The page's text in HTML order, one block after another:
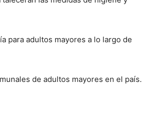
para adultos mayores a lo largo de
de adultos mayores en el país.